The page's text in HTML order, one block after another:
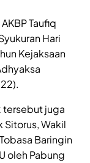
Taufiq
Hari
Kejaksaan
tersebut juga
Sitorus, Wakil
Baringin
oleh Pabung